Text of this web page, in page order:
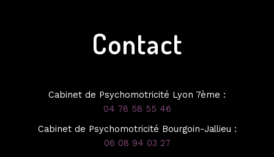
Contact
Cabinet de Psychomotricité Lyon 7ème :
04 78 58 55 46
Cabinet de Psychomotricité Bourgoin-Jallieu :
06 08 94 03 27